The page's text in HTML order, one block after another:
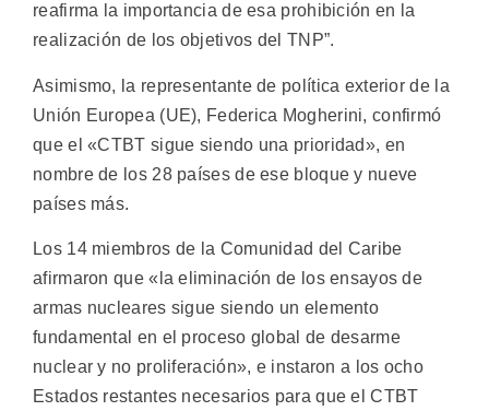
reafirma la importancia de esa prohibición en la
realización de los objetivos del TNP”.
Asimismo, la representante de política exterior de la
Unión Europea (UE), Federica Mogherini, confirmó
que el «CTBT sigue siendo una prioridad», en
nombre de los 28 países de ese bloque y nueve
países más.
Los 14 miembros de la Comunidad del Caribe
afirmaron que «la eliminación de los ensayos de
armas nucleares sigue siendo un elemento
fundamental en el proceso global de desarme
nuclear y no proliferación», e instaron a los ocho
Estados restantes necesarios para que el CTBT